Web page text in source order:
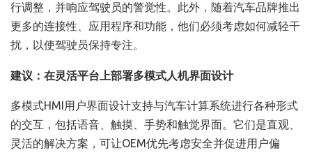
行调整，并响应驾驶员的警觉性。此外，随着汽车品牌推出
更多的连接性、应用程序和功能，他们必须考虑如何减轻干
扰，以使驾驶员保持专注。
建议：在灵活平台上部署多模式人机界面设计
多模式HMI用户界面设计支持与汽车计算系统进行各种形式
的交互，包括语音、触摸、手势和触觉界面。它们是直观、
灵活的解决方案，可让OEM优先考虑安全并促进用户偏